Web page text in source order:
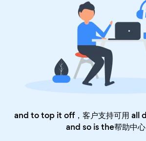
and to top it off，客户支持可用 all
and so is the帮助中心